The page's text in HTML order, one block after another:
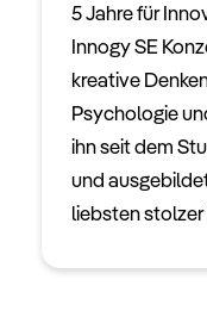
5 Jahre für
Innogy SE
kreative
Psychologie
ihn seit dem
und
liebsten stolzer